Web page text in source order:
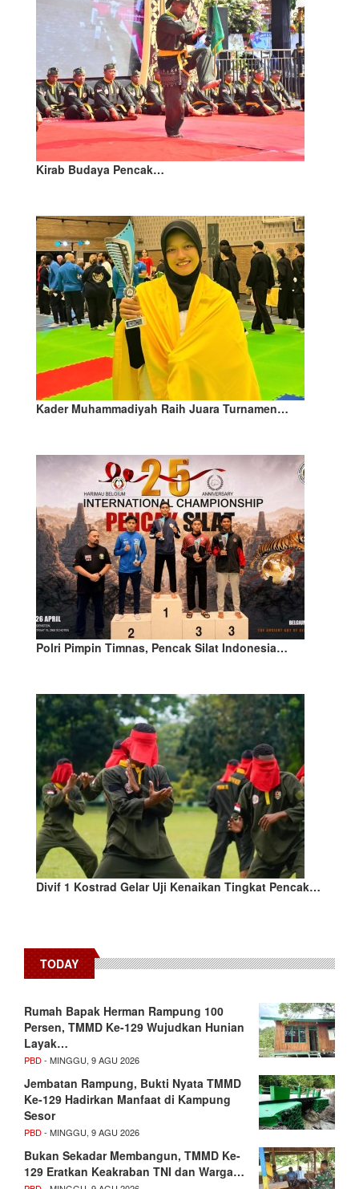
Kirab Budaya Pencak…
Kader Muhammadiyah Raih Juara Turnamen…
Polri Pimpin Timnas, Pencak Silat Indonesia…
Divif 1 Kostrad Gelar Uji Kenaikan Tingkat Pencak…
TODAY
Rumah Bapak Herman Rampung 100
Persen, TMMD Ke-129 Wujudkan Hunian
Layak…
PBD- MINGGU, 9 AGU 2026
Jembatan Rampung, Bukti Nyata TMMD
Ke-129 Hadirkan Manfaat di Kampung
Sesor
PBD- MINGGU, 9 AGU 2026
Bukan Sekadar Membangun, TMMD Ke-
129 Eratkan Keakraban TNI dan Warga…